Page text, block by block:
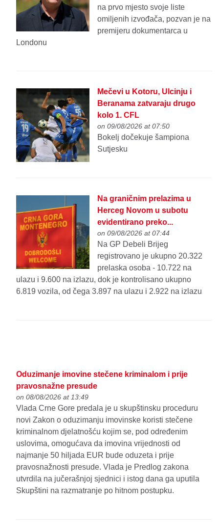
na prvo mjesto svoje liste
omiljenih izvođača, pozvan je na
premijeru dokumentarca u
Londonu
Mečevi u Kotoru, Ulcinju i
Beranama zatvaraju drugo
kolo 1. CFL
on 09/08/2026 at 07:50
Bokelj dočekuje šampiona
Sutjesku
Na graničnim prelazima u
Herceg Novom u subotu
evidentirano preko...
on 09/08/2026 at 07:44
Na GP Debeli Brijeg
registrovano je ukupno 20.322
prelaska osoba - 10.722 na
ulazu i 9.600 na izlazu, dok je kontrolisano ukupno
6.819 vozila, od čega 3.897 na ulazu i 2.922 na izlazu
Oduzimanje imovine stečene kriminalom i prije
pravosnažne presude
on 08/08/2026 at 13:49
Vlada Crne Gore predala je u skupštinsku proceduru
novi Zakon o oduzimanju imovinske koristi stečene
kriminalnom djelatnošću kojim se, pod određenim
uslovima, omogućava da imovina vrijednosti od
najmanje 50 hiljada EUR bude oduzeta i prije
pravosnažnosti presude. Vlada je Predlog zakona
utvrdila na jučerašnjoj sjednici i istog dana ga uputila
Skupštini na razmatranje po hitnom postupku.